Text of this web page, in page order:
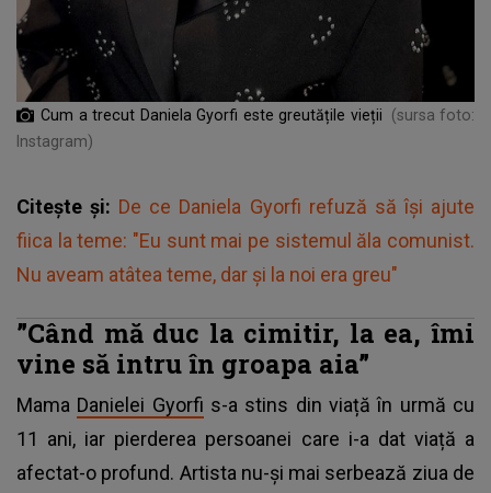
Cum a trecut Daniela Gyorfi este greutățile vieții
(sursa foto:
Instagram)
Citește și: De ce Daniela Gyorfi refuză să își ajute
fiica la teme: "Eu sunt mai pe sistemul ăla comunist.
Nu aveam atâtea teme, dar și la noi era greu"
”Când mă duc la cimitir, la ea, îmi
vine să intru în groapa aia”
Mama Danielei Gyorfi s-a stins din viață în urmă cu
11 ani, iar pierderea persoanei care i-a dat viață a
afectat-o profund. Artista nu-și mai serbează ziua de